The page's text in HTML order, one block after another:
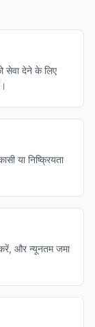
सेवा देने के लिए
या निष्क्रियता
और न्यूनतम जमा